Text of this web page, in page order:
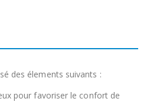
des élements suivants :
pour favoriser le confort de